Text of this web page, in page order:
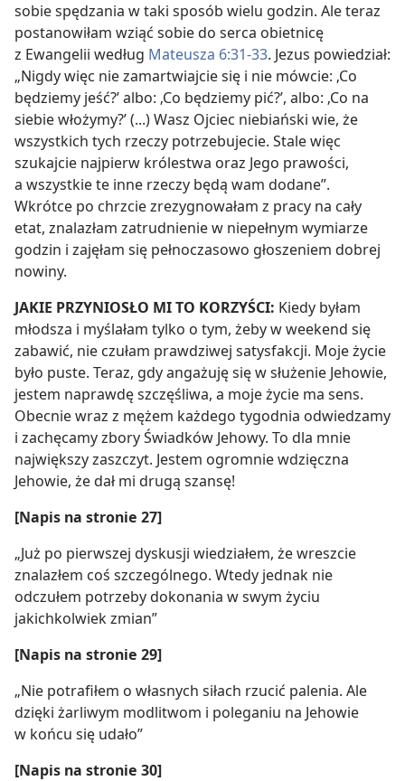
sobie spędzania w taki sposób wielu godzin. Ale teraz
postanowiłam wziąć sobie do serca obietnicę
z Ewangelii według Mateusza 6:31-33. Jezus powiedział:
„Nigdy więc nie zamartwiajcie się i nie mówcie: ‚Co
będziemy jeść?’ albo: ‚Co będziemy pić?’, albo: ‚Co na
siebie włożymy?’ (...) Wasz Ojciec niebiański wie, że
wszystkich tych rzeczy potrzebujecie. Stale więc
szukajcie najpierw królestwa oraz Jego prawości,
a wszystkie te inne rzeczy będą wam dodane”.
Wkrótce po chrzcie zrezygnowałam z pracy na cały
etat, znalazłam zatrudnienie w niepełnym wymiarze
godzin i zajęłam się pełnoczasowo głoszeniem dobrej
nowiny.
JAKIE PRZYNIOSŁO MI TO KORZYŚCI: Kiedy byłam
młodsza i myślałam tylko o tym, żeby w weekend się
zabawić, nie czułam prawdziwej satysfakcji. Moje życie
było puste. Teraz, gdy angażuję się w służenie Jehowie,
jestem naprawdę szczęśliwa, a moje życie ma sens.
Obecnie wraz z mężem każdego tygodnia odwiedzamy
i zachęcamy zbory Świadków Jehowy. To dla mnie
największy zaszczyt. Jestem ogromnie wdzięczna
Jehowie, że dał mi drugą szansę!
[Napis na stronie 27]
„Już po pierwszej dyskusji wiedziałem, że wreszcie
znalazłem coś szczególnego. Wtedy jednak nie
odczułem potrzeby dokonania w swym życiu
jakichkolwiek zmian”
[Napis na stronie 29]
„Nie potrafiłem o własnych siłach rzucić palenia. Ale
dzięki żarliwym modlitwom i poleganiu na Jehowie
w końcu się udało”
[Napis na stronie 30]